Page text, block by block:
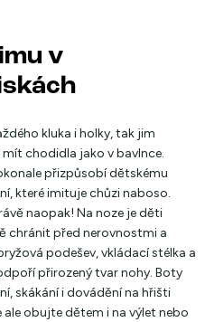
v
kluka i holky, tak jim
chodidla jako v bavlnce.
přizpůsobí dětskému
které imituje chůzi naboso.
naopak! Na noze je děti
chránit před nerovnostmi a
podešev, vkládací stélka a
přirozený tvar nohy. Boty
skákání i dovádění na hřišti
obujte dětem i na výlet nebo